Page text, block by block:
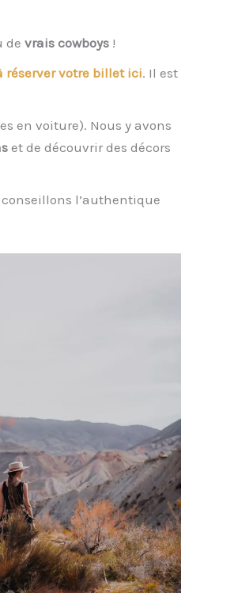
de vrais cowboys !
réserver votre billet ici. Il est
en voiture). Nous y avons
et de découvrir des décors
conseillons l’authentique